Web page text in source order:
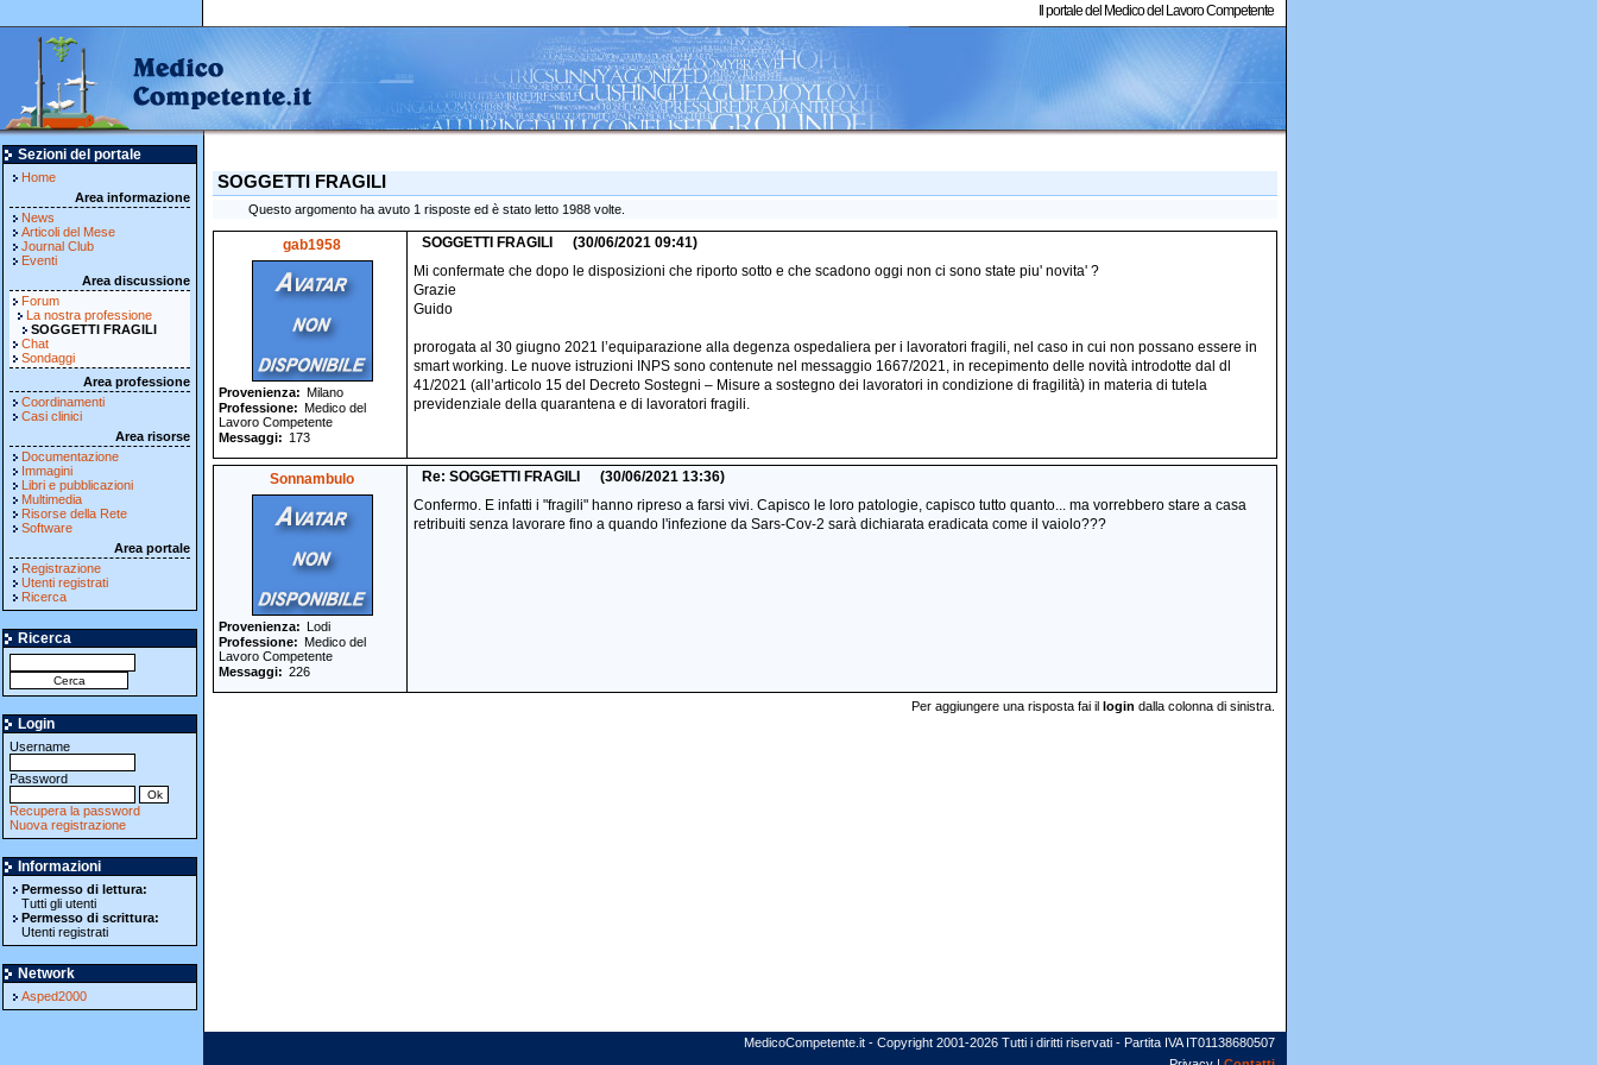
Il portale del Medico del Lavoro Competente
Sezioni del portale
Home
Area informazione
News
Articoli del Mese
Journal Club
Eventi
Area discussione
Forum
La nostra professione
SOGGETTI FRAGILI
Chat
Sondaggi
Area professione
Coordinamenti
Casi clinici
Area risorse
Documentazione
Immagini
Libri e pubblicazioni
Multimedia
Risorse della Rete
Software
Area portale
Registrazione
Utenti registrati
Ricerca
Ricerca
Login
Username
Password
Recupera la password
Nuova registrazione
Informazioni
Permesso di lettura:
Tutti gli utenti
Permesso di scrittura:
Utenti registrati
Network
Asped2000
SOGGETTI FRAGILI
Questo argomento ha avuto 1 risposte ed è stato letto 1988 volte.
gab1958
Provenienza
Milano
Professione
Medico del
Lavoro Competente
Messaggi
173
SOGGETTI FRAGILI
(30/06/2021 09:41)
Mi confermate che dopo le disposizioni che riporto sotto e che scadono oggi non ci sono state piu' novita' ?
Grazie
Guido
prorogata al 30 giugno 2021 l’equiparazione alla degenza ospedaliera per i lavoratori fragili, nel caso in cui non possano essere in
smart working. Le nuove istruzioni INPS sono contenute nel messaggio 1667/2021, in recepimento delle novità introdotte dal dl
41/2021 (all’articolo 15 del Decreto Sostegni – Misure a sostegno dei lavoratori in condizione di fragilità) in materia di tutela
previdenziale della quarantena e di lavoratori fragili.
Sonnambulo
Provenienza
Lodi
Professione
Medico del
Lavoro Competente
Messaggi
226
Re: SOGGETTI FRAGILI
(30/06/2021 13:36)
Confermo. E infatti i "fragili" hanno ripreso a farsi vivi. Capisco le loro patologie, capisco tutto quanto... ma vorrebbero stare a casa
retribuiti senza lavorare fino a quando l'infezione da Sars-Cov-2 sarà dichiarata eradicata come il vaiolo???
Per aggiungere una risposta fai il login dalla colonna di sinistra.
MedicoCompetente.it - Copyright 2001-2026 Tutti i diritti riservati - Partita IVA IT01138680507